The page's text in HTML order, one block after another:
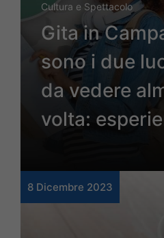
Cultura e Spettacolo
Gita in
sono i due
da vedere
volta:
8 Dicembre 2023